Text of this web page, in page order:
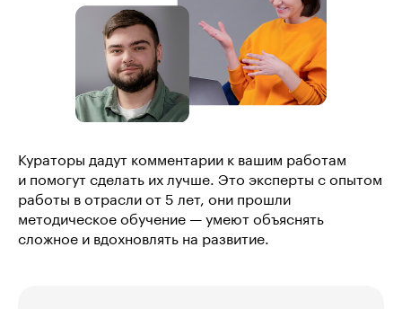
Кураторы дадут комментарии к вашим работам
и помогут сделать их лучше. Это эксперты с опытом
работы в отрасли от 5 лет, они прошли
методическое обучение — умеют объяснять
сложное и вдохновлять на развитие.